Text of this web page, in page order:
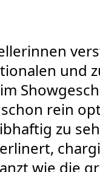
und
rein
zu
wie die